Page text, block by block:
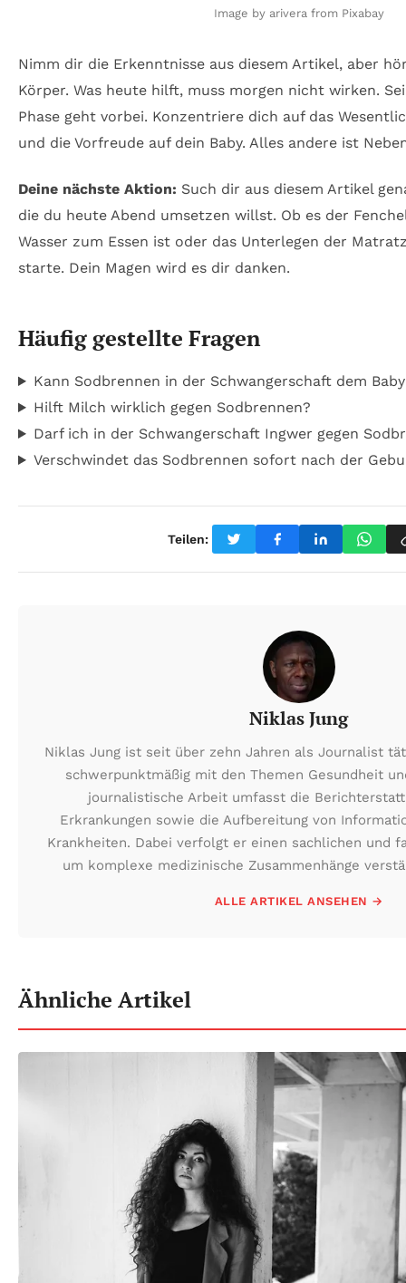
Image by arivera from Pixabay
Nimm dir die Erkenntnisse aus diesem Artikel, aber
Körper. Was heute hilft, muss morgen nicht wirken.
Phase geht vorbei. Konzentriere dich auf das
und die Vorfreude auf dein Baby. Alles andere ist
Deine nächste Aktion: Such dir aus diesem Artikel
die du heute Abend umsetzen willst. Ob es der
Wasser zum Essen ist oder das Unterlegen der
starte. Dein Magen wird es dir danken.
Häufig gestellte Fragen
Kann Sodbrennen in der Schwangerschaft dem
Hilft Milch wirklich gegen Sodbrennen?
Darf ich in der Schwangerschaft Ingwer gegen
Verschwindet das Sodbrennen sofort nach der
Teilen:
Niklas Jung
Niklas Jung ist seit über zehn Jahren als Journalist
schwerpunktmäßig mit den Themen Gesundheit
journalistische Arbeit umfasst die
Erkrankungen sowie die Aufbereitung von
Krankheiten. Dabei verfolgt er einen sachlichen und
um komplexe medizinische Zusammenhänge
ALLE ARTIKEL ANSEHEN →
Ähnliche Artikel